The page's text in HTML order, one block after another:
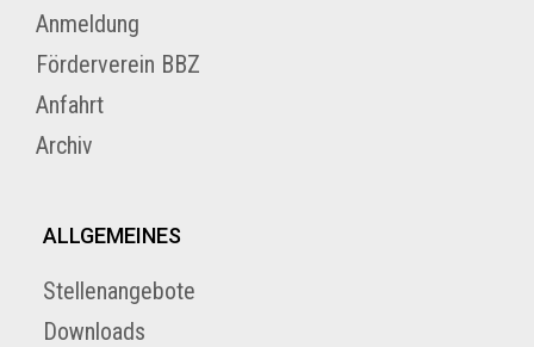
Anmeldung
Förderverein BBZ
Anfahrt
Archiv
ALLGEMEINES
Stellenangebote
Downloads